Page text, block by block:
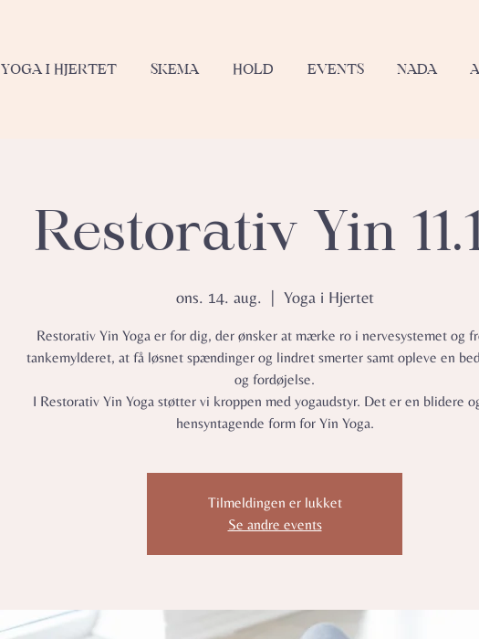
YOGA I HJERTET SKEMA HOLD EVENTS NADA
Restorativ Yin
ons. 14. aug. Yoga i Hjertet
Restorativ Yin Yoga er for dig, der ønsker at mærke ro i nervesystemet og
tankemylderet, at få løsnet spændinger og lindret smerter samt opleve en
og fordøjelse.
I Restorativ Yin Yoga støtter vi kroppen med yogaudstyr. Det er en blidere
hensyntagende form for Yin Yoga.
Tilmeldingen er lukket
Se andre events